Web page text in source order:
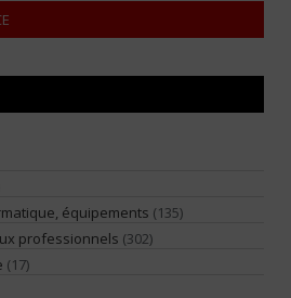
équipements (135)
professionnels (302)
(17)